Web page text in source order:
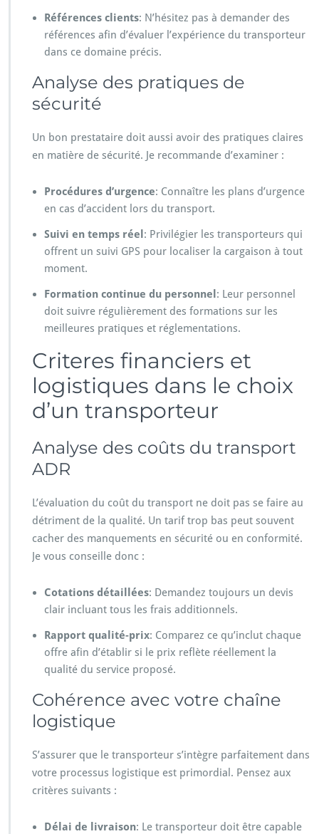
Références clients: N’hésitez pas à demander des
références afin d’évaluer l’expérience du transporteur
dans ce domaine précis.
Analyse des pratiques de
sécurité
Un bon prestataire doit aussi avoir des pratiques claires
en matière de sécurité. Je recommande d’examiner :
Procédures d’urgence: Connaître les plans d’urgence
en cas d’accident lors du transport.
Suivi en temps réel : Privilégier les transporteurs qui
offrent un suivi GPS pour localiser la cargaison à tout
moment.
Formation continue du personnel : Leur personnel
doit suivre régulièrement des formations sur les
meilleures pratiques et réglementations.
Criteres financiers et
logistiques dans le choix
d’un transporteur
Analyse des coûts du transport
ADR
L’évaluation du coût du transport ne doit pas se faire au
détriment de la qualité. Un tarif trop bas peut souvent
cacher des manquements en sécurité ou en conformité.
Je vous conseille donc :
Cotations détaillées: Demandez toujours un devis
clair incluant tous les frais additionnels.
Rapport qualité-prix: Comparez ce qu’inclut chaque
offre afin d’établir si le prix reflète réellement la
qualité du service proposé.
Cohérence avec votre chaîne
logistique
S’assurer que le transporteur s’intègre parfaitement dans
votre processus logistique est primordial. Pensez aux
critères suivants :
Délai de livraison: Le transporteur doit être capable